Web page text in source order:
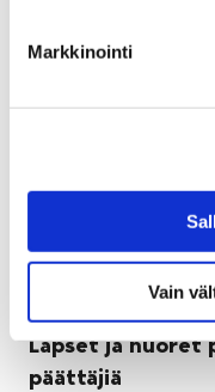
Markkinointi
Vain
Lapset ja nuoret
päättäjiä